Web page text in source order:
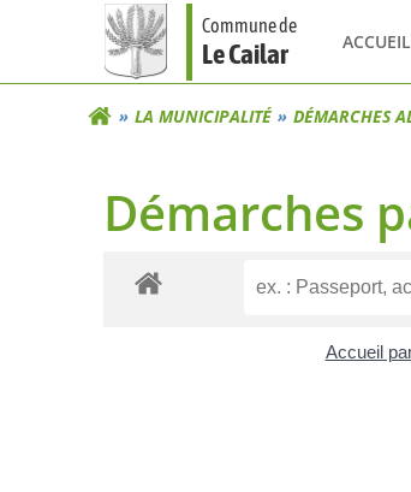
Commune de
Le Cailar ACCUEIL
LA MUNICIPALITÉ DÉMARCHES
Démarches
Accueil